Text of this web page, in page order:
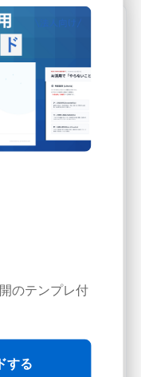
えたい方へ】
活用事例
のテンプレ付
する